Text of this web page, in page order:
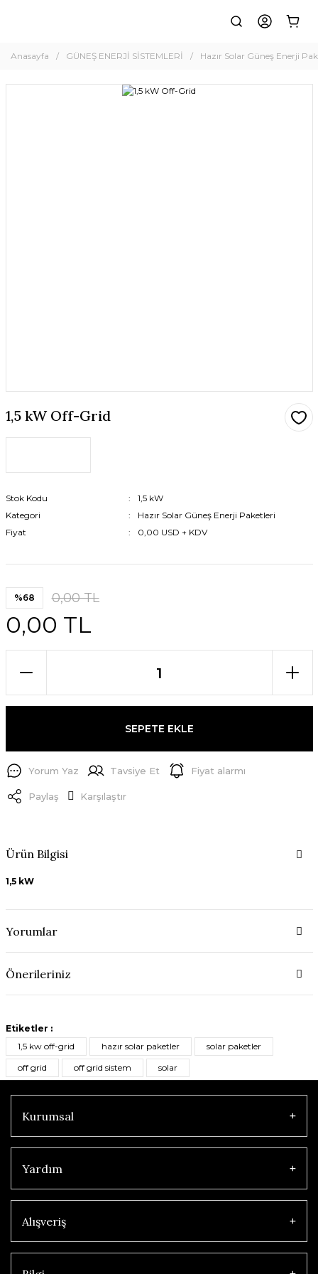
Anasayfa GÜNEŞ ENERJİ SİSTEMLERİ Hazır Solar Güneş Enerji
1,5 kW Off-Grid
Stok Kodu
1,5 kW
Kategori
Hazır Solar Güneş Enerji Paketleri
Fiyat
0,00 USD + KDV
%68 0,00 TL
0,00 TL
SEPETE EKLE
Yorum Yaz Tavsiye Et Fiyat alarmı
Paylaş Karşılaştır
Ürün Bilgisi
1,5 kW
Yorumlar
Önerileriniz
Etiketler :
1,5 kw off-grid
hazır solar paketler
solar paketler
off grid
off grid sistem solar
Kurumsal
Yardım
Alışveriş